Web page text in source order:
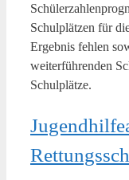
Schulplätzen für
Ergebnis fehlen
weiterführenden
Schulplätze.